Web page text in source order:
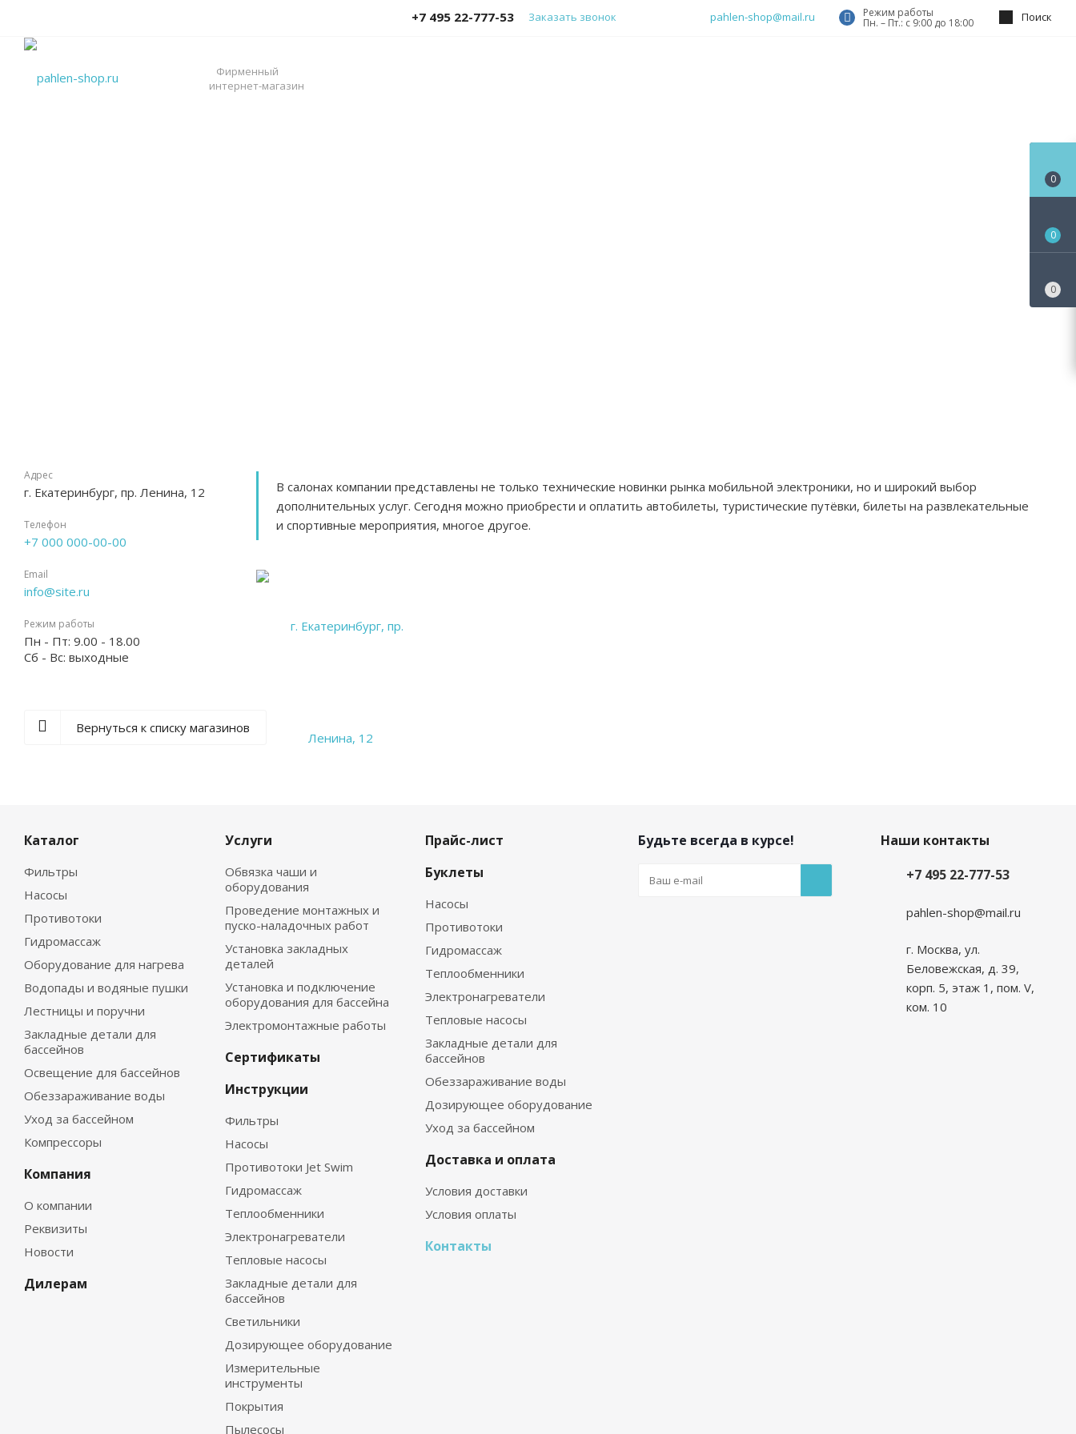
+7 495 22-777-53 Заказать звонок pahlen-shop@mail.ru Режим работы
Пн. – Пт.: с 9:00 до 18:00 Поиск
Фирменный
интернет-магазин
Адрес
г. Екатеринбург, пр. Ленина, 12
Телефон
+7 000 000-00-00
Email
info@site.ru
Режим работы
Пн - Пт: 9.00 - 18.00
Сб - Вс: выходные
В салонах компании представлены не только технические новинки рынка мобильной электроники, но и широкий выбор
дополнительных услуг. Сегодня можно приобрести и оплатить автобилеты, туристические путёвки, билеты на развлекательные
и спортивные мероприятия, многое другое.
Вернуться к списку магазинов
Каталог
Фильтры
Насосы
Противотоки
Гидромассаж
Оборудование для нагрева
Водопады и водяные пушки
Лестницы и поручни
Закладные детали для
бассейнов
Освещение для бассейнов
Обеззараживание воды
Уход за бассейном
Компрессоры
Компания
О компании
Реквизиты
Новости
Дилерам
Услуги
Обвязка чаши и
оборудования
Проведение монтажных и
пуско-наладочных работ
Установка закладных
деталей
Установка и подключение
оборудования для бассейна
Электромонтажные работы
Сертификаты
Инструкции
Фильтры
Насосы
Противотоки Jet Swim
Гидромассаж
Теплообменники
Электронагреватели
Тепловые насосы
Закладные детали для
бассейнов
Светильники
Дозирующее оборудование
Измерительные
инструменты
Покрытия
Пылесосы
Прайс-лист
Буклеты
Насосы
Противотоки
Гидромассаж
Теплообменники
Электронагреватели
Тепловые насосы
Закладные детали для
бассейнов
Обеззараживание воды
Дозирующее оборудование
Уход за бассейном
Доставка и оплата
Условия доставки
Условия оплаты
Контакты
Будьте всегда в курсе!
Наши контакты
+7 495 22-777-53
pahlen-shop@mail.ru
г. Москва, ул.
Беловежская, д. 39,
корп. 5, этаж 1, пом. V,
ком. 10
0
0
0